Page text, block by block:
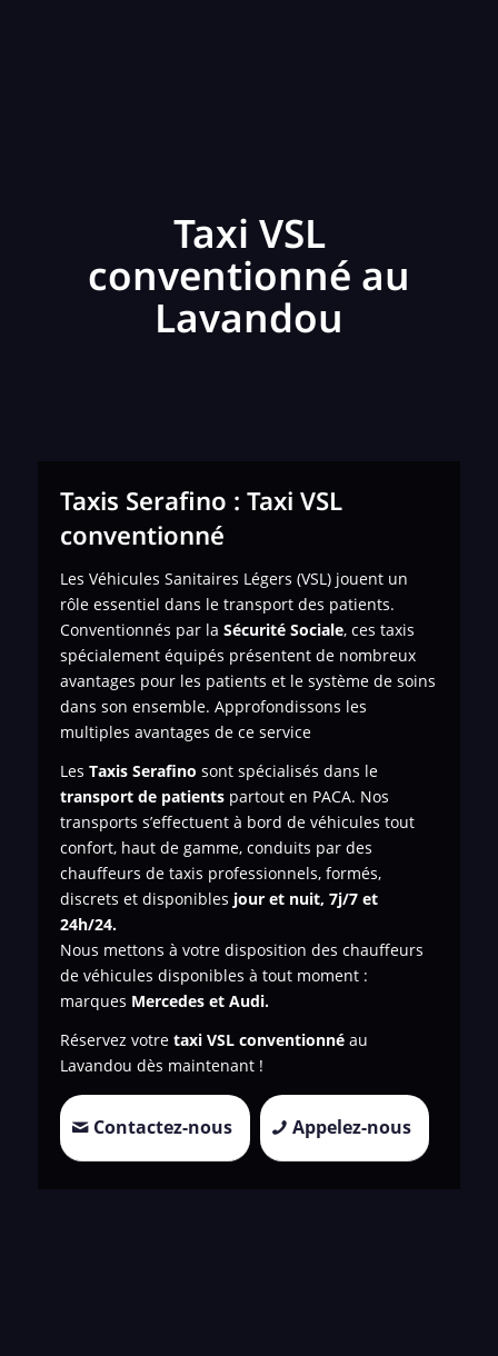
Taxi VSL
conventionné au
Lavandou
Taxis Serafino : Taxi VSL
conventionné
Les Véhicules Sanitaires Légers (VSL) jouent un
rôle essentiel dans le transport des patients.
Conventionnés par la Sécurité Sociale, ces taxis
spécialement équipés présentent de nombreux
avantages pour les patients et le système de soins
dans son ensemble. Approfondissons les
multiples avantages de ce service
Les Taxis Serafino sont spécialisés dans le
transport de patients partout en PACA. Nos
transports s’effectuent à bord de véhicules tout
confort, haut de gamme, conduits par des
chauffeurs de taxis professionnels, formés,
discrets et disponibles jour et nuit, 7j/7 et
24h/24.
Nous mettons à votre disposition des chauffeurs
de véhicules disponibles à tout moment :
marques Mercedes et Audi.
Réservez votre taxi VSL conventionné au
Lavandou dès maintenant !
Contactez-nous Appelez-nous